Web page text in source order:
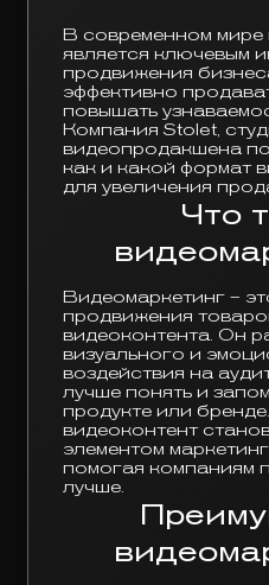
В современном мире
является ключевым
продвижения
эффективно
повышать
Компания Stolet,
видеопродакшена
как и какой формат
для увеличения
Что
Видеомаркетинг –
продвижения
видеоконтента. Он
визуального и
воздействия на
лучше понять и
продукте или
видеоконтент
элементом
помогая компаниям
лучше.